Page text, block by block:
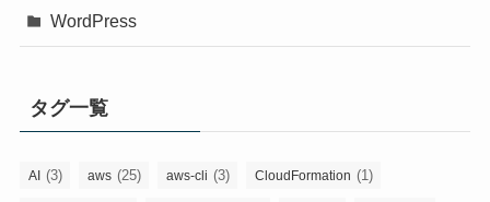
WordPress
タグ一覧
AI (3) aws (25) aws-cli (3) CloudFormation (1)